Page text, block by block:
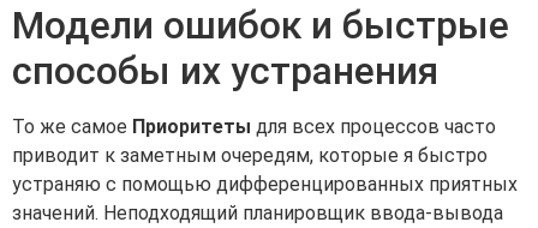
Модели ошибок и быстрые
способы их устранения
То же самое Приоритеты для всех процессов часто
приводит к заметным очередям, которые я быстро
устраняю с помощью дифференцированных приятных
значений. Неподходящий планировщик ввода-вывода